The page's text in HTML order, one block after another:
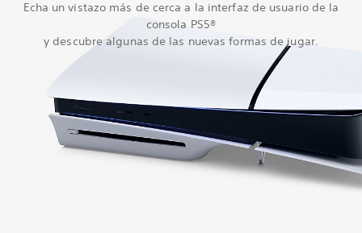
Echa un vistazo más de cerca a la interfaz de usuario de la
consola PS5®
y descubre algunas de las nuevas formas de jugar.